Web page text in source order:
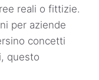
reali o fittizie.
per aziende
concetti
questo